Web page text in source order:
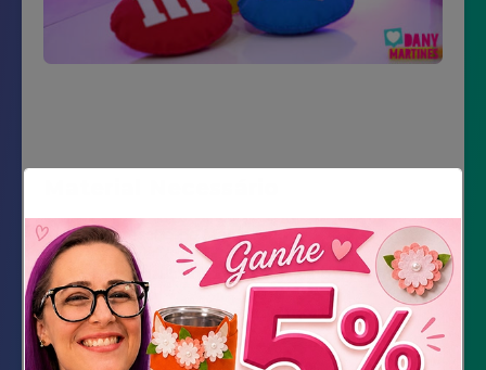
Impressão do Molde
Feltro azul, amarelo, vermelho e branco
Linha de crochê preta e marrom clara
Agulha